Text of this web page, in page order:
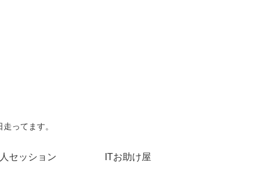
ってます。
セッション ITお助け屋